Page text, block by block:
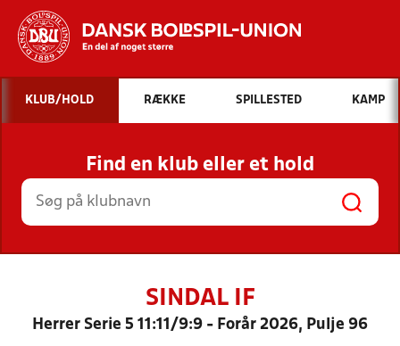
Hvad vil du søge efter?
INDHOLD OG NYHEDER
STILLINGER, RESULTATER, KLUBBER OG
HOLD
KLUB/HOLD RÆKKE SPILLESTED KAMP
Find en klub eller et hold
SINDAL IF
Herrer Serie 5 11:11/9:9 - Forår 2026, Pulje 96